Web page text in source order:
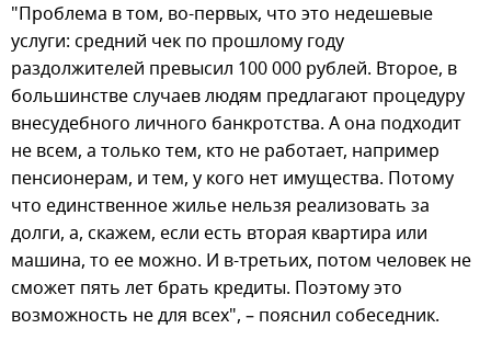
"Проблема в том, во-первых, что это недешевые
услуги: средний чек по прошлому году
раздолжителей превысил 100 000 рублей. Второе, в
большинстве случаев людям предлагают процедуру
внесудебного личного банкротства. А она подходит
не всем, а только тем, кто не работает, например
пенсионерам, и тем, у кого нет имущества. Потому
что единственное жилье нельзя реализовать за
долги, а, скажем, если есть вторая квартира или
машина, то ее можно. И в-третьих, потом человек не
сможет пять лет брать кредиты. Поэтому это
возможность не для всех", – пояснил собеседник.